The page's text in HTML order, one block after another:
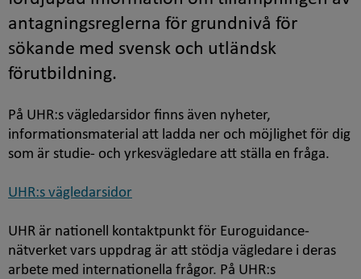
antagningsreglerna för grundnivå för
sökande med svensk och utländsk
förutbildning.
På UHR:s vägledarsidor finns även nyheter,
informationsmaterial att ladda ner och möjlighet för dig
som är studie- och yrkesvägledare att ställa en fråga.
UHR:s vägledarsidor
UHR är nationell kontaktpunkt för Euroguidance-
nätverket vars uppdrag är att stödja vägledare i deras
arbete med internationella frågor. På UHR:s